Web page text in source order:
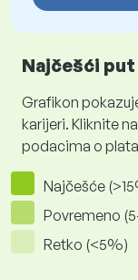
Najčešći
Grafikon
karijeri. Kliknite
podacima o
Najčešće
Povremeno
Retko (<5%)